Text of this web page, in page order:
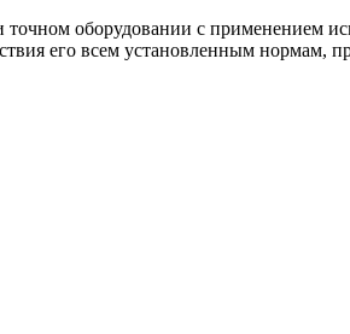
точном оборудовании с применением
его всем установленным